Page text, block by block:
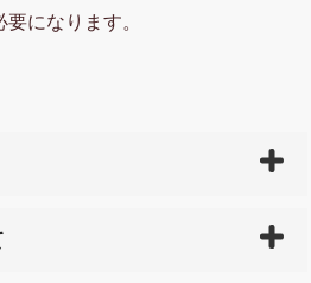
になります。
付後）、 長崎県下全域に点在